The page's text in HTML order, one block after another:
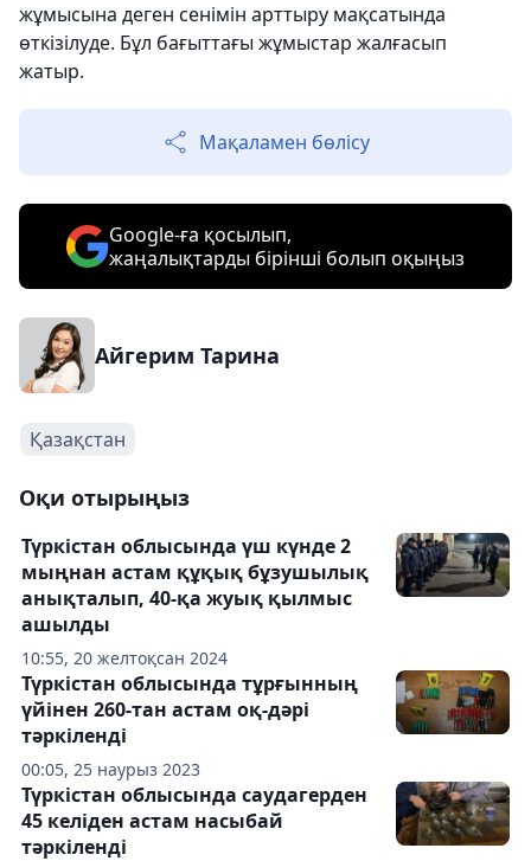
жұмысына деген сенімін арттыру мақсатында
өткізілуде. Бұл бағыттағы жұмыстар жалғасып
жатыр.
Мақаламен бөлісу
Google-ға қосылып,
жаңалықтарды бірінші болып оқыңыз
Айгерим Тарина
Қазақстан
Оқи отырыңыз
10:55, 20 желтоқсан 2024
Түркістан облысында үш күнде 2
мыңнан астам құқық бұзушылық
анықталып, 40-қа жуық қылмыс
ашылды
00:05, 25 наурыз 2023
Түркістан облысында тұрғынның
үйінен 260-тан астам оқ-дәрі
тәркіленді
Түркістан облысында саудагерден
45 келіден астам насыбай
тәркіленді